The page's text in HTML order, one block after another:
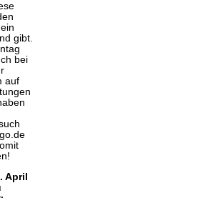
gibt.
bei
auf
April